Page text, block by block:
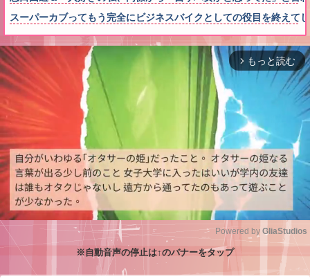
スーパーカブってもう完全にビジネスバイクとしての役目を終えて
arrow_forward_ios もっと読む
Powered by GliaStudios
※自動音声の停止は↑のバナーをタップ